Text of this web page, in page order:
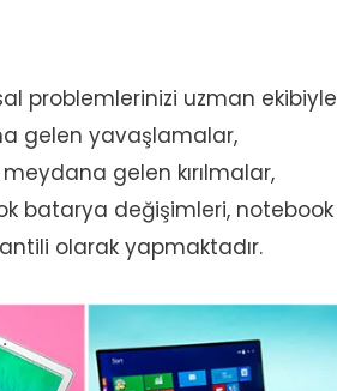
problemlerinizi uzman ekibiyle
gelen yavaşlamalar,
meydana gelen kırılmalar,
batarya değişimleri, notebook
olarak yapmaktadır.